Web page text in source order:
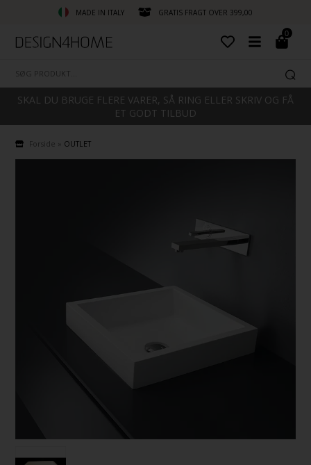
MADE IN ITALY GRATIS FRAGT OVER 399,00
0
SKAL DU BRUGE FLERE VARER, SÅ RING ELLER SKRIV OG FÅ
ET GODT TILBUD
Forside OUTLET